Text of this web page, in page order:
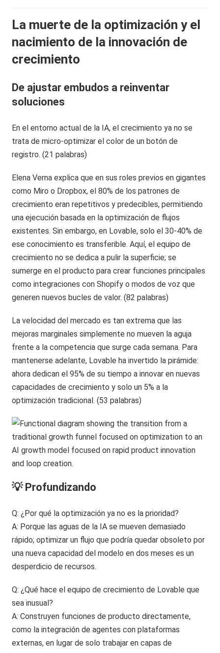
La muerte de la optimización y el
nacimiento de la innovación de
crecimiento
De ajustar embudos a reinventar
soluciones
En el entorno actual de la IA, el crecimiento ya no se
trata de micro-optimizar el color de un botón de
registro. (21 palabras)
Elena Verna explica que en sus roles previos en gigantes
como Miro o Dropbox, el 80% de los patrones de
crecimiento eran repetitivos y predecibles, permitiendo
una ejecución basada en la optimización de flujos
existentes. Sin embargo, en Lovable, solo el 30-40% de
ese conocimiento es transferible. Aquí, el equipo de
crecimiento no se dedica a pulir la superficie; se
sumerge en el producto para crear funciones principales
como integraciones con Shopify o modos de voz que
generen nuevos bucles de valor. (82 palabras)
La velocidad del mercado es tan extrema que las
mejoras marginales simplemente no mueven la aguja
frente a la competencia que surge cada semana. Para
mantenerse adelante, Lovable ha invertido la pirámide:
ahora dedican el 95% de su tiempo a innovar en nuevas
capacidades de crecimiento y solo un 5% a la
optimización tradicional. (53 palabras)
💡 Profundizando
Q: ¿Por qué la optimización ya no es la prioridad?
A: Porque las aguas de la IA se mueven demasiado
rápido; optimizar un flujo que podría quedar obsoleto por
una nueva capacidad del modelo en dos meses es un
desperdicio de recursos.
Q: ¿Qué hace el equipo de crecimiento de Lovable que
sea inusual?
A: Construyen funciones de producto directamente,
como la integración de agentes con plataformas
externas, en lugar de solo trabajar en capas de